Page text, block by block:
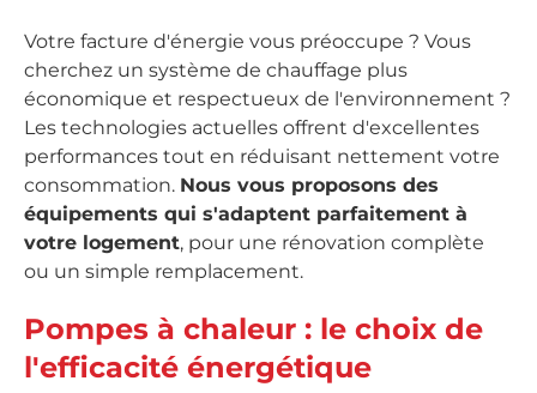
Votre facture d'énergie vous préoccupe ? Vous
cherchez un système de chauffage plus
économique et respectueux de l'environnement ?
Les technologies actuelles offrent d'excellentes
performances tout en réduisant nettement votre
consommation. Nous vous proposons des
équipements qui s'adaptent parfaitement à
votre logement, pour une rénovation complète
ou un simple remplacement.
Pompes à chaleur : le choix de
l'efficacité énergétique